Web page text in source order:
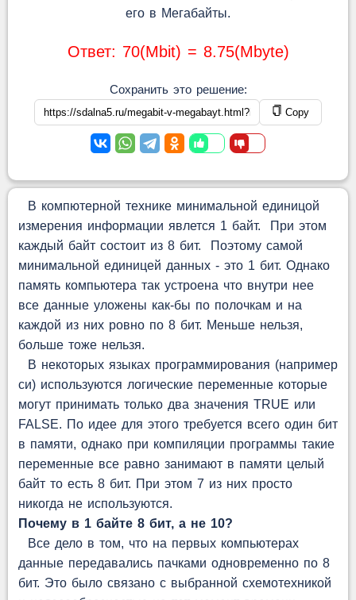
его в Мегабайты.
Ответ: 70(Mbit) = 8.75(Mbyte)
Сохранить это решение:
Copy
В компютерной технике минимальной единицой
измерения информации явлется 1 байт. При этом
каждый байт состоит из 8 бит. Поэтому самой
минимальной единицей данных - это 1 бит. Однако
память компьютера так устроена что внутри нее
все данные уложены как-бы по полочкам и на
каждой из них ровно по 8 бит. Меньше нельзя,
больше тоже нельзя.
В некоторых языках программирования (например
си) используются логические переменные которые
могут принимать только два значения TRUE или
FALSE. По идее для этого требуется всего один бит
в памяти, однако при компиляции программы такие
переменные все равно занимают в памяти целый
байт то есть 8 бит. При этом 7 из них просто
никогда не используются.
Почему в 1 байте 8 бит, а не 10?
Все дело в том, что на первых компьютерах
данные передавались пачками одновременно по 8
бит. Это было связано с выбранной схемотехникой